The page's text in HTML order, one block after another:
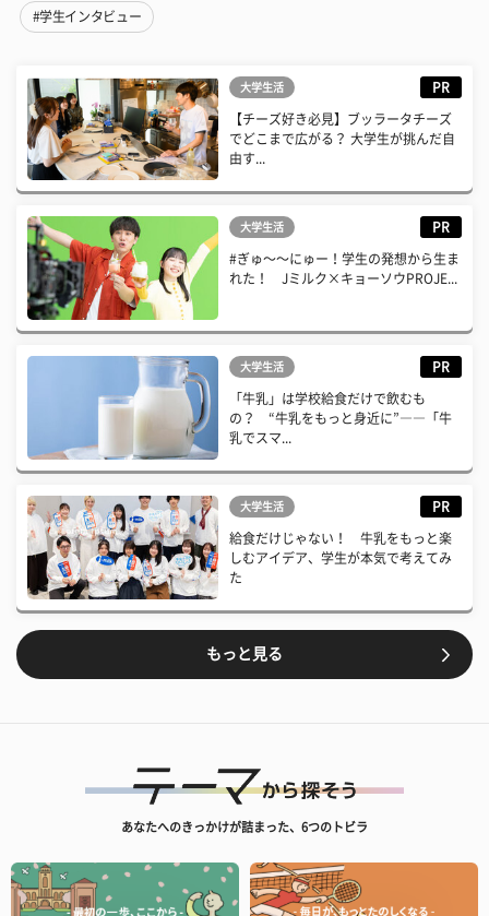
#学生インタビュー
大学生活 PR
【チーズ好き必見】ブッラータチーズ
でどこまで広がる？ 大学生が挑んだ自
由す...
大学生活 PR
#ぎゅ〜〜にゅー！学生の発想から生ま
れた！ Jミルク×キョーソウPROJE...
大学生活 PR
「牛乳」は学校給食だけで飲むも
の？ “牛乳をもっと身近に”――「牛
乳でスマ...
大学生活 PR
給食だけじゃない！ 牛乳をもっと楽
しむアイデア、学生が本気で考えてみ
た
もっと見る
あなたへのきっかけが詰まった、6つのトビラ